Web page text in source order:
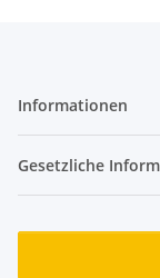
Informationen
Gesetzliche